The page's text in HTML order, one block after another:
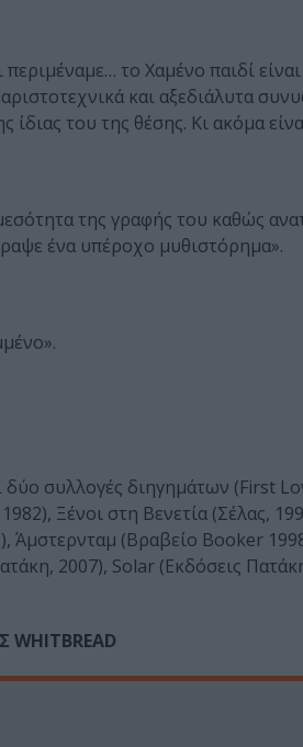
το Χαμένο παιδί
και αξεδιάλυτα
ίδιας του της θέσης. Κι ακόμα
της γραφής του καθώς
ένα υπέροχο μυθιστόρημα».
δύο συλλογές διηγημάτων (First
Ξένοι στη Βενετία (Σέλας,
Άμστερνταμ (Βραβείο Booker
2007), Solar (Εκδόσεις